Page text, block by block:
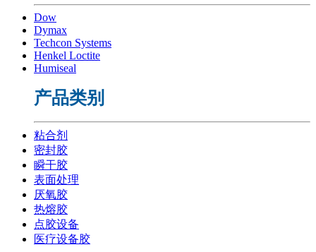
Dow
Dymax
Techcon Systems
Henkel Loctite
Humiseal
产品类别
粘合剂
密封胶
瞬干胶
表面处理
厌氧胶
热熔胶
点胶设备
医疗设备胶